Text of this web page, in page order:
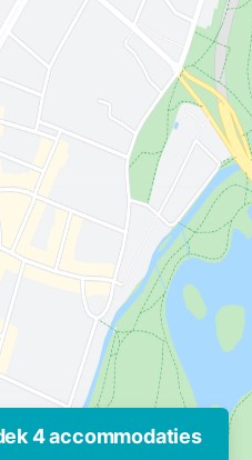
4 accommodaties